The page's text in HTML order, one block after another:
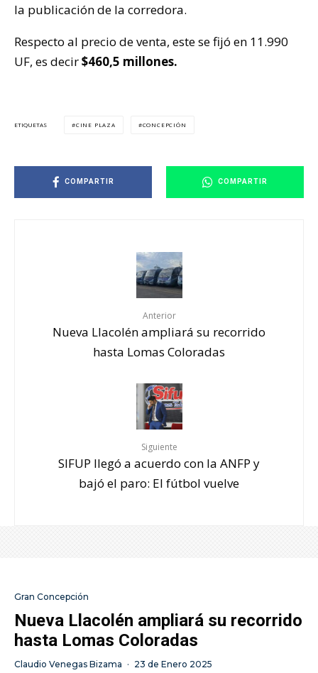
la publicación de la corredora.
Respecto al precio de venta, este se fijó en 11.990
UF, es decir$460,5 millones.
ETIQUETAS CINE PLAZA CONCEPCIÓN
COMPARTIR COMPARTIR
Anterior
Nueva Llacolén ampliará su recorrido
hasta Lomas Coloradas
Siguiente
SIFUP llegó a acuerdo con la ANFP y
bajó el paro: El fútbol vuelve
Gran Concepción
Nueva Llacolén ampliará su recorrido
hasta Lomas Coloradas
Claudio Venegas Bizama · 23 de Enero 2025